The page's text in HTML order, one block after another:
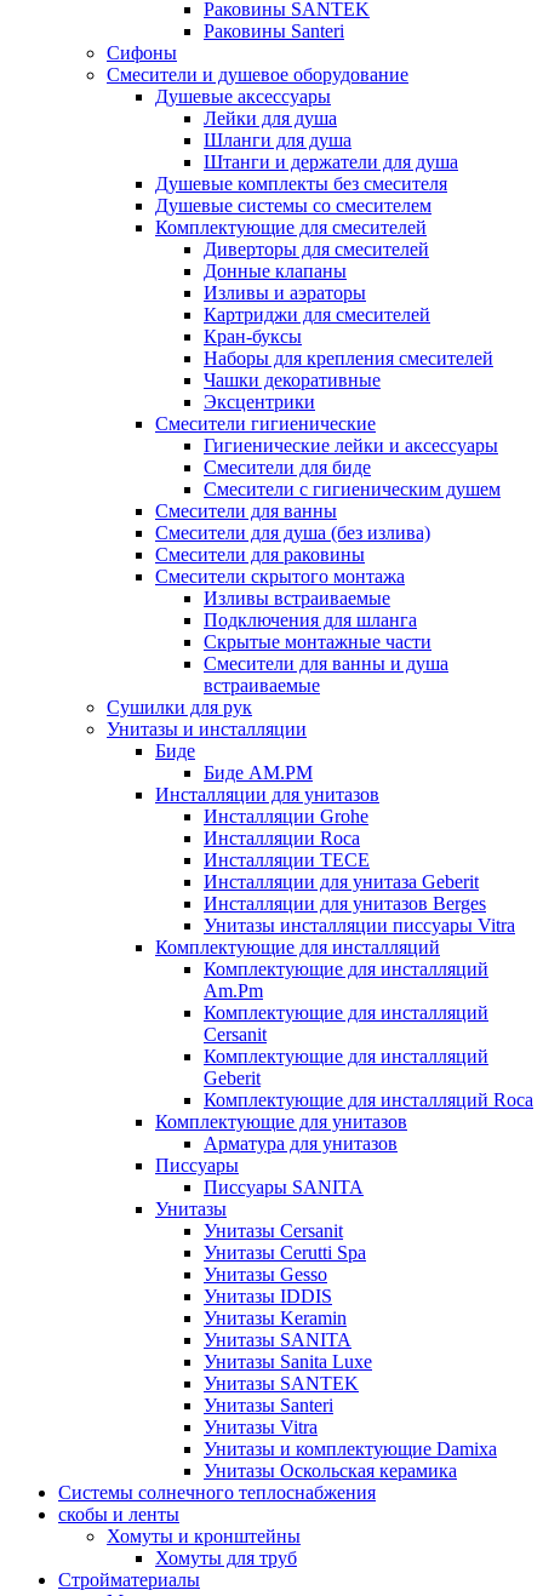
Раковины SANTEK
Раковины Santeri
Сифоны
Смесители и душевое оборудование
Душевые аксессуары
Лейки для душа
Шланги для душа
Штанги и держатели для душа
Душевые комплекты без смесителя
Душевые системы со смесителем
Комплектующие для смесителей
Диверторы для смесителей
Донные клапаны
Изливы и аэраторы
Картриджи для смесителей
Кран-буксы
Наборы для крепления смесителей
Чашки декоративные
Эксцентрики
Смесители гигиенические
Гигиенические лейки и аксессуары
Смесители для биде
Смесители с гигиеническим душем
Смесители для ванны
Смесители для душа (без излива)
Смесители для раковины
Смесители скрытого монтажа
Изливы встраиваемые
Подключения для шланга
Скрытые монтажные части
Смесители для ванны и душа
встраиваемые
Сушилки для рук
Унитазы и инсталляции
Биде
Биде AM.PM
Инсталляции для унитазов
Инсталляции Grohe
Инсталляции Roca
Инсталляции TECE
Инсталляции для унитаза Geberit
Инсталляции для унитазов Berges
Унитазы инсталляции писсуары Vitra
Комплектующие для инсталляций
Комплектующие для инсталляций
Am.Pm
Комплектующие для инсталляций
Cersanit
Комплектующие для инсталляций
Geberit
Комплектующие для инсталляций Roca
Комплектующие для унитазов
Арматура для унитазов
Писсуары
Писсуары SANITA
Унитазы
Унитазы Cersanit
Унитазы Cerutti Spa
Унитазы Gesso
Унитазы IDDIS
Унитазы Keramin
Унитазы SANITA
Унитазы Sanita Luxe
Унитазы SANTEK
Унитазы Santeri
Унитазы Vitra
Унитазы и комплектующие Damixa
Унитазы Оскольская керамика
Системы солнечного теплоснабжения
скобы и ленты
Хомуты и кронштейны
Хомуты для труб
Стройматериалы